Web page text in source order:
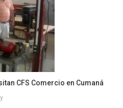
CFS Comercio en Cumaná